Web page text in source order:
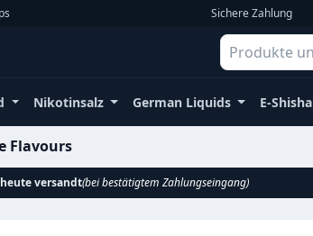
springen Sichere Zahlung
Nikotinsalz German Liquids E-Shisha
Flavours
versandt(bei bestätigtem Zahlungseingang)